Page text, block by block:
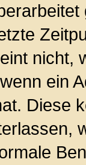
nicht,
ein
Diese